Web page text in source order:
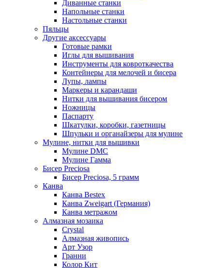
Диванные станки
Напольные станки
Настольные станки
Пяльцы
Другие аксессуары
Готовые рамки
Иглы для вышивания
Инструменты для ковроткачества
Контейнеры для мелочей и бисера
Лупы, лампы
Маркеры и карандаши
Нитки для вышивания бисером
Ножницы
Паспарту
Шкатулки, коробки, газетницы
Шпульки и органайзеры для мулине
Мулине, нитки для вышивки
Мулине DMC
Мулине Гамма
Бисер Preciosa
Бисер Preciosa, 5 грамм
Канва
Канва Bestex
Канва Zweigart (Германия)
Канва метражом
Алмазная мозаика
Crystal
Алмазная живопись
Арт Узор
Гранни
Колор Кит